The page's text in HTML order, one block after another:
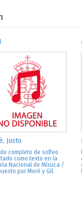
Justo
completo de solfeo
como texto en la
Nacional de Música /
por Moré y Gil.